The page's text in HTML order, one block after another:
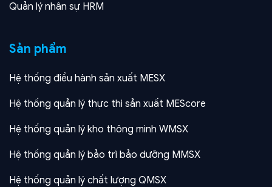
Quản lý nhân sự HRM
Sản phẩm
Hệ thống điều hành sản xuất MESX
Hệ thống quản lý thực thi sản xuất MEScore
Hệ thống quản lý kho thông minh WMSX
Hệ thống quản lý bảo trì bảo dưỡng MMSX
Hệ thống quản lý chất lượng QMSX